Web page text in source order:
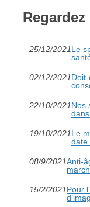
25/12/2021Le
02/12/2021
22/10/2021Nos
19/10/2021Le
date
08/9/2021Anti-
15/2/2021Pour